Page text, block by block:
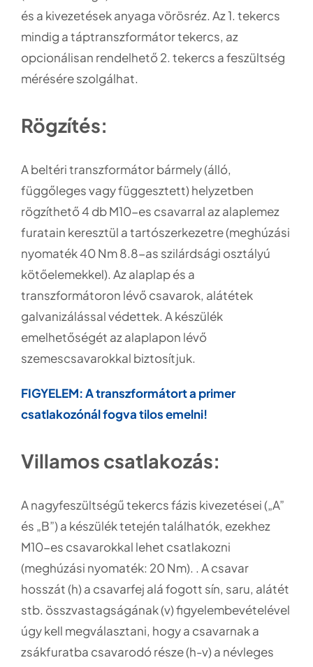
és a kivezetések anyaga vörösréz. Az 1. tekercs
mindig a táptranszformátor tekercs, az
opcionálisan rendelhető 2. tekercs a feszültség
mérésére szolgálhat.
Rögzítés:
A beltéri transzformátor bármely (álló,
függőleges vagy függesztett) helyzetben
rögzíthető 4 db M10-es csavarral az alaplemez
furatain keresztül a tartószerkezetre (meghúzási
nyomaték 40 Nm 8.8-as szilárdsági osztályú
kötőelemekkel). Az alaplap és a
transzformátoron lévő csavarok, alátétek
galvanizálással védettek. A készülék
emelhetőségét az alaplapon lévő
szemescsavarokkal biztosítjuk.
FIGYELEM: A transzformátort a primer
csatlakozónál fogva tilos emelni!
Villamos csatlakozás:
A nagyfeszültségű tekercs fázis kivezetései („A”
és „B”) a készülék tetején találhatók, ezekhez
M10-es csavarokkal lehet csatlakozni
(meghúzási nyomaték: 20 Nm). . A csavar
hosszát (h) a csavarfej alá fogott sín, saru, alátét
stb. összvastagságának (v) figyelembevételével
úgy kell megválasztani, hogy a csavarnak a
zsákfuratba csavarodó része (h-v) a névleges